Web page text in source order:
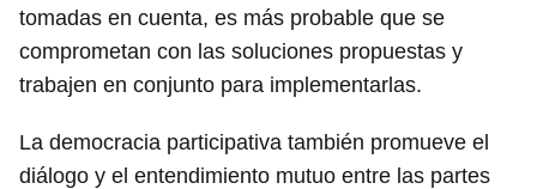
tomadas en cuenta, es más probable que se
comprometan con las soluciones propuestas y
trabajen en conjunto para implementarlas.
La democracia participativa también promueve el
diálogo y el entendimiento mutuo entre las partes